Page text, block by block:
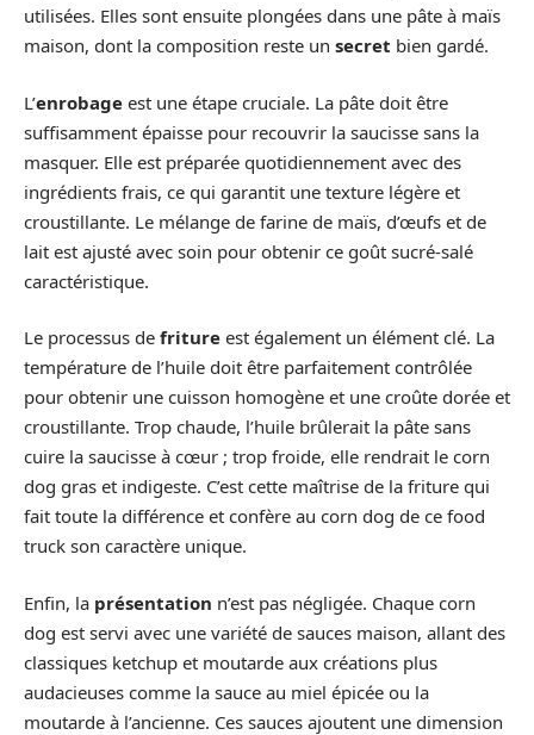
utilisées. Elles sont ensuite plongées dans une pâte à maïs
maison, dont la composition reste un secret bien gardé.
L’enrobage est une étape cruciale. La pâte doit être
suffisamment épaisse pour recouvrir la saucisse sans la
masquer. Elle est préparée quotidiennement avec des
ingrédients frais, ce qui garantit une texture légère et
croustillante. Le mélange de farine de maïs, d’œufs et de
lait est ajusté avec soin pour obtenir ce goût sucré-salé
caractéristique.
Le processus de friture est également un élément clé. La
température de l’huile doit être parfaitement contrôlée
pour obtenir une cuisson homogène et une croûte dorée et
croustillante. Trop chaude, l’huile brûlerait la pâte sans
cuire la saucisse à cœur ; trop froide, elle rendrait le corn
dog gras et indigeste. C’est cette maîtrise de la friture qui
fait toute la différence et confère au corn dog de ce food
truck son caractère unique.
Enfin, la présentation n’est pas négligée. Chaque corn
dog est servi avec une variété de sauces maison, allant des
classiques ketchup et moutarde aux créations plus
audacieuses comme la sauce au miel épicée ou la
moutarde à l’ancienne. Ces sauces ajoutent une dimension